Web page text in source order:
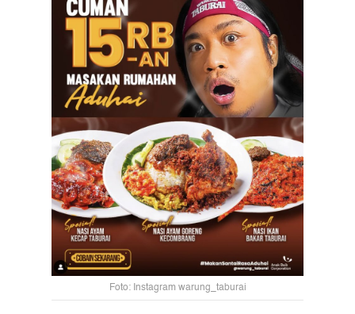
Foto: Instagram warung_taburai